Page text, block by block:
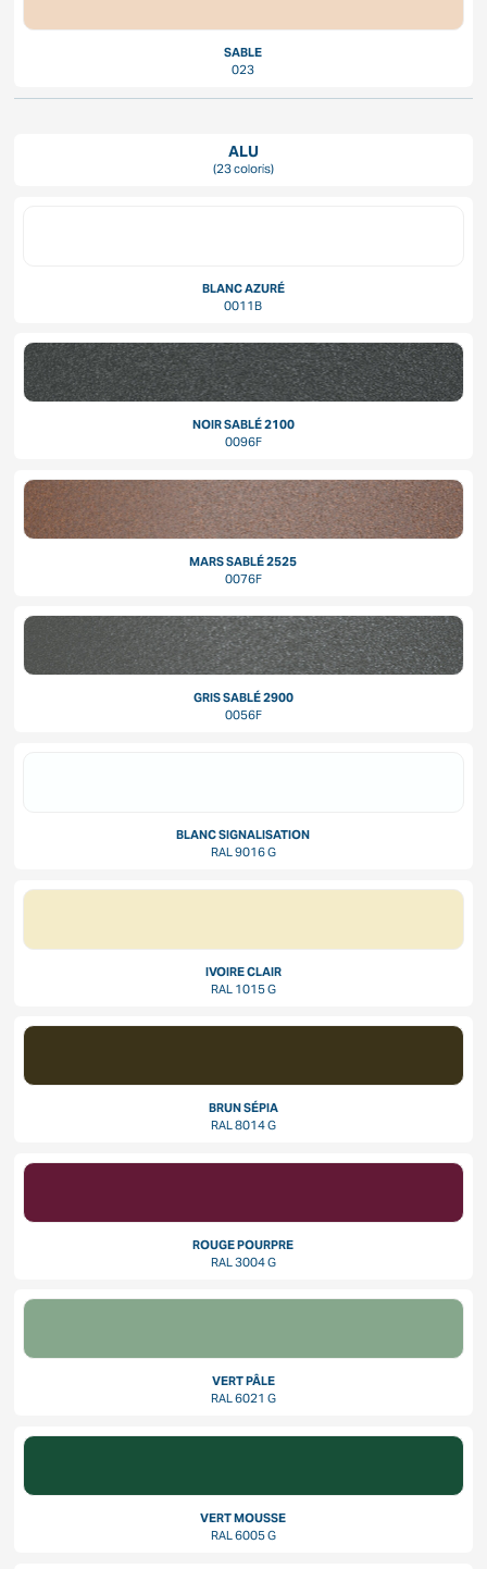
SABLE
023
ALU
(23 coloris)
BLANC AZURÉ
0011B
NOIR SABLÉ 2100
0096F
MARS SABLÉ 2525
0076F
GRIS SABLÉ 2900
0056F
BLANC SIGNALISATION
RAL 9016 G
IVOIRE CLAIR
RAL 1015 G
BRUN SÉPIA
RAL 8014 G
ROUGE POURPRE
RAL 3004 G
VERT PÂLE
RAL 6021 G
VERT MOUSSE
RAL 6005 G